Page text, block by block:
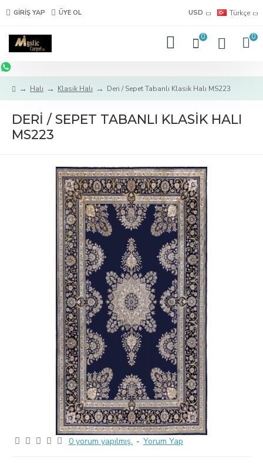
GIRIŞ YAP ÜYE OL USD Türkçe
0 0
Halı Klasik Halı Deri / Sepet Tabanlı Klasik Halı MS223
DERI / SEPET TABANLI KLASIK HALI
MS223
0 yorum yapılmış. - Yorum Yap